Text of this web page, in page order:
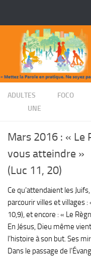
ADULTES FOCO
UNE
Mars 2016 : « Le
vous atteindre »
(Luc 11, 20)
Ce qu’attendaient les
parcourir villes et villages :
10,9), et encore : « Le
En Jésus, Dieu même
l’histoire à son but. Ses
Dans le passage de